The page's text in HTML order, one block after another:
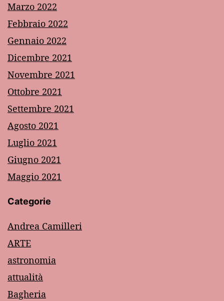
Marzo 2022
Febbraio 2022
Gennaio 2022
Dicembre 2021
Novembre 2021
Ottobre 2021
Settembre 2021
Agosto 2021
Luglio 2021
Giugno 2021
Maggio 2021
Categorie
Andrea Camilleri
ARTE
astronomia
attualità
Bagheria